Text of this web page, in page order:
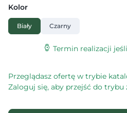
Kolor
Biały Czarny
Termin realizacji
Przeglądasz ofertę w trybie
Zaloguj się, aby przejść do trybu